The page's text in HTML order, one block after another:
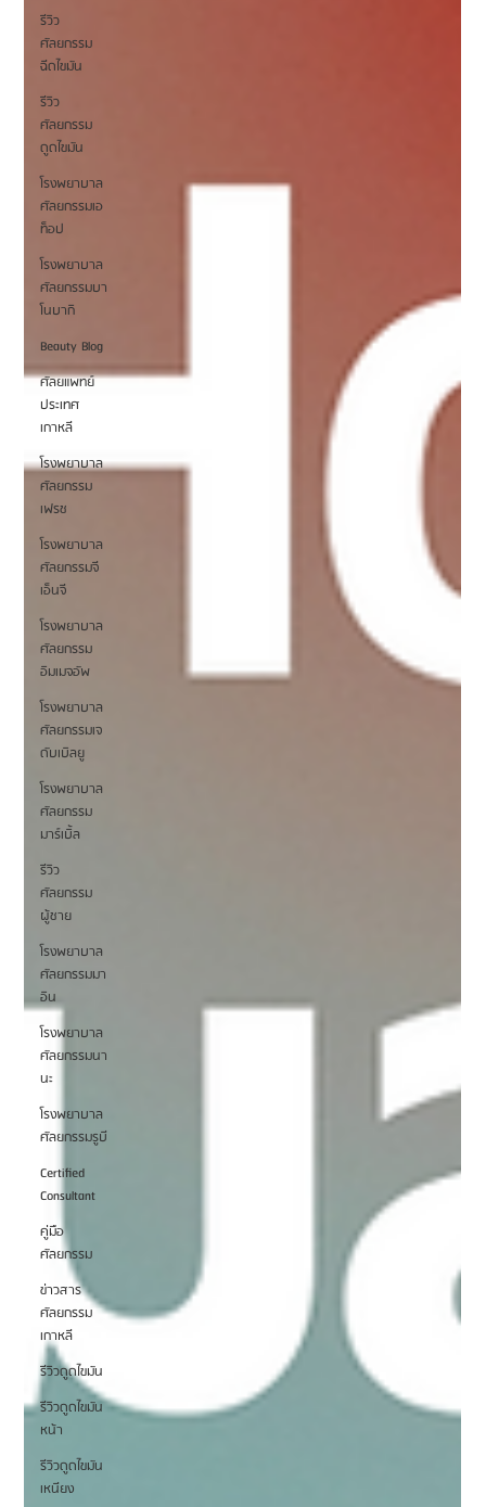
รีวิว
ศัลยกรรม
ฉีดไขมัน
รีวิว
ศัลยกรรม
ดูดไขมัน
โรงพยาบาล
ศัลยกรรมเอ
ท็อป
โรงพยาบาล
ศัลยกรรมบา
โนบากิ
Beauty Blog
ศัลยแพทย์
ประเทศ
เกาหลี
โรงพยาบาล
ศัลยกรรม
เฟรช
โรงพยาบาล
ศัลยกรรมจี
เอ็นจี
โรงพยาบาล
ศัลยกรรม
อิมเมจอัพ
โรงพยาบาล
ศัลยกรรมเจ
ดับเบิลยู
โรงพยาบาล
ศัลยกรรม
มาร์เบิ้ล
รีวิว
ศัลยกรรม
ผู้ชาย
โรงพยาบาล
ศัลยกรรมมา
อิน
โรงพยาบาล
ศัลยกรรมนา
นะ
โรงพยาบาล
ศัลยกรรมรูบี
Certified
Consultant
คู่มือ
ศัลยกรรม
ข่าวสาร
ศัลยกรรม
เกาหลี
รีวิวดูดไขมัน
รีวิวดูดไขมัน
หน้า
รีวิวดูดไขมัน
เหนียง